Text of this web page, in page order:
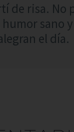
de risa. No
sano
el día.